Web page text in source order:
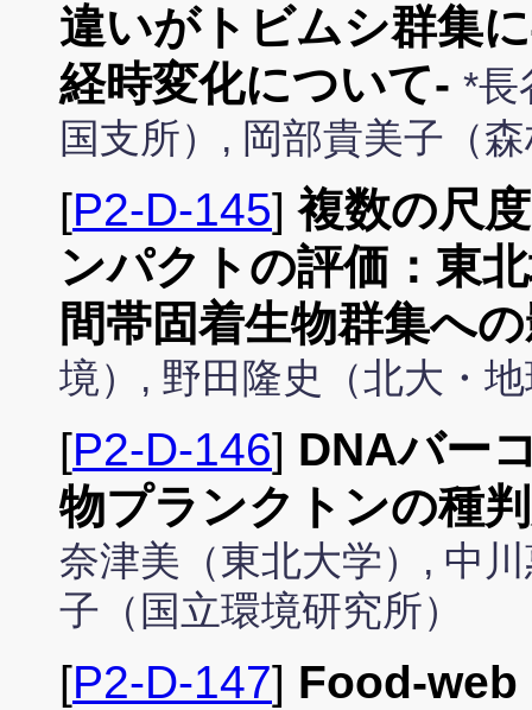
違いがトビムシ群集
経時変化について- *長
国支所）, 岡部貴美子（
[P2-D-145]複数の尺
ンパクトの評価：東
間帯固着生物群集へ
境）, 野田隆史（北大・
[P2-D-146] DNAバー
物プランクトンの種
奈津美（東北大学）, 中
子（国立環境研究所）
[P2-D-147] Food-